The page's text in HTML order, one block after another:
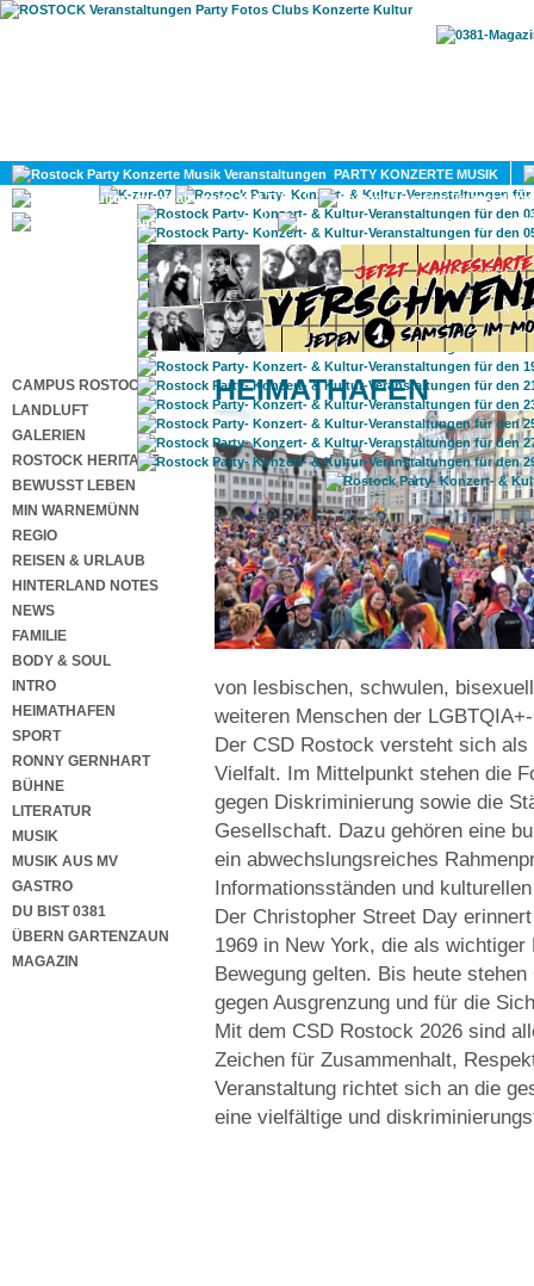
PARTY KONZERTE MUSIK
KULTUR
GAY
CAMPUS ROSTOCK
LANDLUFT
GALERIEN
ROSTOCK HERITAGE
BEWUSST LEBEN
MIN WARNEMÜNN
REGIO
REISEN & URLAUB
HINTERLAND NOTES
NEWS
FAMILIE
BODY & SOUL
INTRO
HEIMATHAFEN
SPORT
RONNY GERNHART
BÜHNE
LITERATUR
MUSIK
MUSIK AUS MV
GASTRO
DU BIST 0381
ÜBERN GARTENZAUN
MAGAZIN
HEIMATHAFEN
von lesbischen, schwulen,
weiteren Menschen der
Der CSD Rostock versteht sich
Vielfalt. Im Mittelpunkt stehen die
gegen Diskriminierung sowie die
Gesellschaft. Dazu gehören eine
ein abwechslungsreiches
Informationsständen und
Der Christopher Street Day
1969 in New York, die als
Bewegung gelten. Bis heute
gegen Ausgrenzung und für die
Mit dem CSD Rostock 2026 sind
Zeichen für Zusammenhalt,
Veranstaltung richtet sich an die
eine vielfältige und